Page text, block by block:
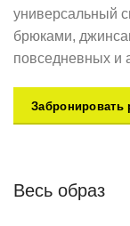
универсальный
брюками,
повседневных и
Забронировать
Весь образ